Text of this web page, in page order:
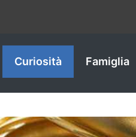
Curiosità Famiglia